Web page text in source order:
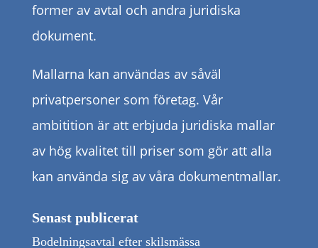
former av avtal och andra juridiska
dokument.
Mallarna kan användas av såväl
privatpersoner som företag. Vår
ambitition är att erbjuda juridiska mallar
av hög kvalitet till priser som gör att alla
kan använda sig av våra dokumentmallar.
Senast publicerat
Bodelningsavtal efter skilsmässa